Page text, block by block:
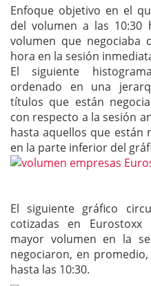
Enfoque objetivo en el
del volumen a las 10:30
volumen que negociaba
hora en la sesión
El siguiente
ordenado en una
títulos que están
con respecto a la sesión
hasta aquellos que están
en la parte inferior del
El siguiente gráfico
cotizadas en
mayor volumen en la
negociaron, en
hasta las 10:30.